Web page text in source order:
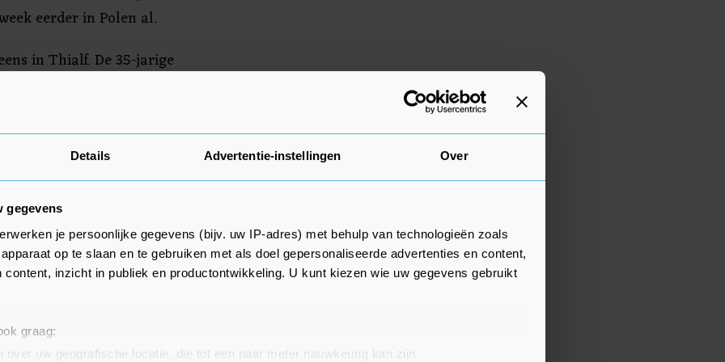
Details Advertentie-instellingen Over
gegevens
je persoonlijke gegevens (bijv. uw IP-adres) met behulp van technologieën zoals
op te slaan en te gebruiken met als doel gepersonaliseerde advertenties en content,
content, inzicht in publiek en productontwikkeling. U kunt kiezen wie uw gegevens gebruikt
graag:
over uw geografische locatie, die tot een paar meter nauwkeurig kan zijn
eerder in Polen al.
in Thialf. De 35-jarige
een stoel had
zijn voet moest daarna
zich op zijn herstel, richting de
in Hamar beginnen.
Stolz en Nuis niet reden.
hier. Dan moet ik het maar
zei hij bij de NOS.